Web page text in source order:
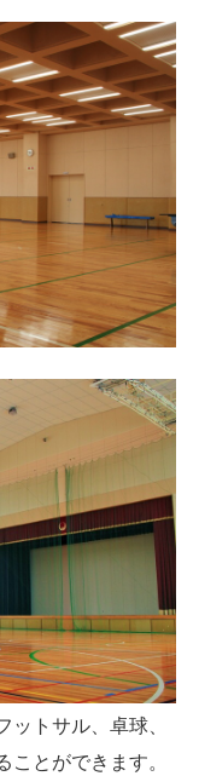
トサル、卓球、
とができます。